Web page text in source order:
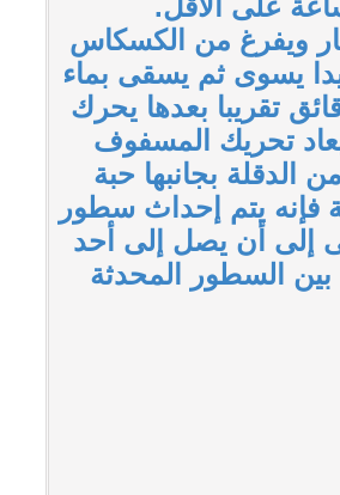
ويفرغ من الكسكاس
جيدا يسوى ثم يسقى بماء
بالزبيب وبالحليب الساخن ويترك على حاله دون تحريك مدة 10 دقائق تقريبا بعدها يحرك
تحريك المسفوف
بجانبها حبة
فإنه يتم إحداث سطور
إلى أن يصل إلى أحد
بين السطور المحدثة